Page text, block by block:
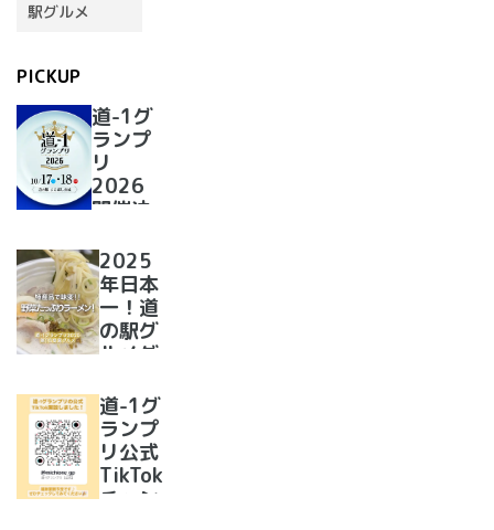
駅グルメ
PICKUP
道-1グ
ランプ
リ
2026
開催決
2025
年日本
一！道
の駅グ
ルメグ
リ優勝
のラー
メンが
美味し
すぎた
道-1グ
ランプ
リ公式
TikTok
チャン